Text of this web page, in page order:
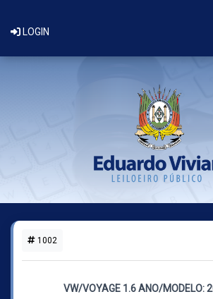
LOGIN
1002
VW/VOYAGE 1.6 ANO/MODELO: